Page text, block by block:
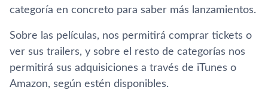
categorí­a en concreto para saber más lanzamientos.
Sobre las pelí­culas, nos permitirá comprar tickets o
ver sus trailers, y sobre el resto de categorí­as nos
permitirá sus adquisiciones a través de iTunes o
Amazon, según estén disponibles.